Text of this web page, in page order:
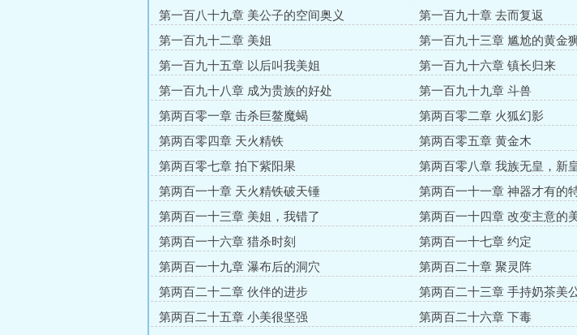
第一百八十九章 美公子的空间奥义
第一百九十章 去而复返
第一百九十二章 美姐
第一百九十三章 尴尬的黄金
第一百九十五章 以后叫我美姐
第一百九十六章 镇长归来
第一百九十八章 成为贵族的好处
第一百九十九章 斗兽
第两百零一章 击杀巨鳌魔蝎
第两百零二章 火狐幻影
第两百零四章 天火精铁
第两百零五章 黄金木
第两百零七章 拍下紫阳果
第两百零八章 我族无皇，新
第两百一十章 天火精铁破天锤
第两百一十一章 神器才有的
第两百一十三章 美姐，我错了
第两百一十四章 改变主意的
第两百一十六章 猎杀时刻
第两百一十七章 约定
第两百一十九章 瀑布后的洞穴
第两百二十章 聚灵阵
第两百二十二章 伙伴的进步
第两百二十三章 手持奶茶美
第两百二十五章 小美很坚强
第两百二十六章 下毒